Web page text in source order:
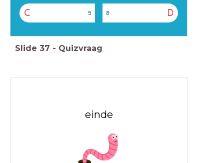
C 5 D
8
Slide 37 - Quizvraag
einde